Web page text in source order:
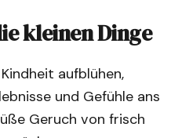
kleinen Dinge
aufblühen,
und Gefühle ans
Geruch von frisch